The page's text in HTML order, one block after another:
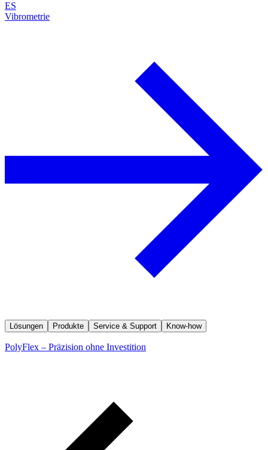
ES
Vibrometrie
Lösungen Produkte Service & Support Know-how
PolyFlex – Präzision ohne Investition